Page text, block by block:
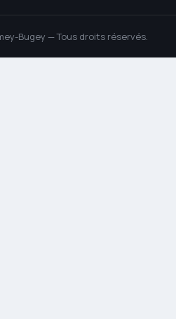
Bugey — Tous droits réservés.